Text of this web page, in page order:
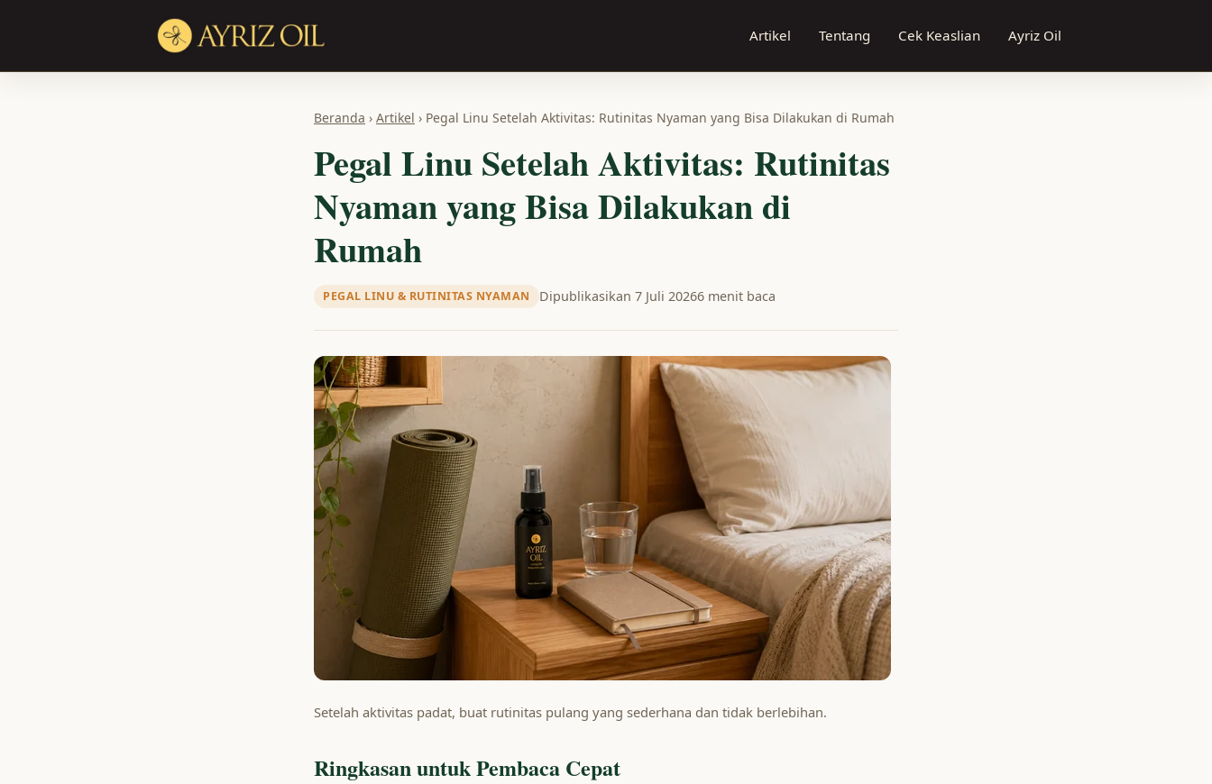
Artikel Tentang Cek Keaslian Ayriz Oil
Beranda › Artikel › Pegal Linu Setelah Aktivitas: Rutinitas Nyaman yang Bisa Dilakukan di Rumah
Pegal Linu Setelah Aktivitas: Rutinitas
Nyaman yang Bisa Dilakukan di
Rumah
PEGAL LINU & RUTINITAS NYAMAN Dipublikasikan 7 Juli 20266 menit baca
Setelah aktivitas padat, buat rutinitas pulang yang sederhana dan tidak berlebihan.
Ringkasan untuk Pembaca Cepat